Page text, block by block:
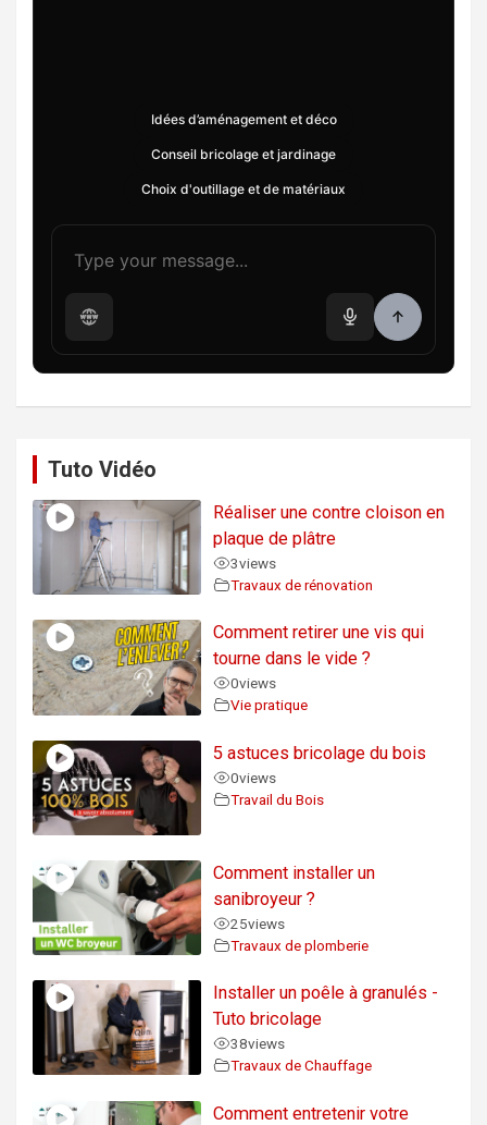
Idées d’aménagement et déco
Conseil bricolage et jardinage
Choix d'outillage et de matériaux
Tuto Vidéo
Réaliser une contre cloison en
plaque de plâtre
3views
Travaux de rénovation
Comment retirer une vis qui
tourne dans le vide ?
0views
Vie pratique
5 astuces bricolage du bois
0views
Travail du Bois
Comment installer un
sanibroyeur ?
25views
Travaux de plomberie
Installer un poêle à granulés -
Tuto bricolage
38views
Travaux de Chauffage
Comment entretenir votre